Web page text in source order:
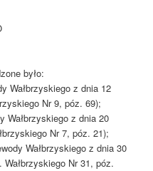
było:
Wałbrzyskiego z dnia 12
Nr 9, póz. 69);
Wałbrzyskiego z dnia 20
Nr 7, póz. 21);
Wałbrzyskiego z dnia 30
Nr 31, póz.